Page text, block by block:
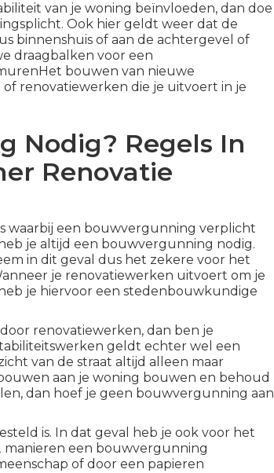
van je woning beïnvloeden, dan doe
Ook hier geldt weer dat de
binnenshuis of aan de achtergevel of
draagbalken voor een
bouwen van nieuwe
renovatiewerken die je uitvoert in je
Nodig? Regels In
Renovatie
waarbij een bouwvergunning verplicht
je altijd een bouwvergunning nodig.
in dit geval dus het zekere voor het
je renovatiewerken uitvoert om je
je hiervoor een stedenbouwkundige
renovatiewerken, dan ben je
geldt echter wel een
van de straat altijd alleen maar
aan je woning bouwen en behoud
dan hoef je geen bouwvergunning aan
is. In dat geval heb je ook voor het
manieren een bouwvergunning
of door een papieren